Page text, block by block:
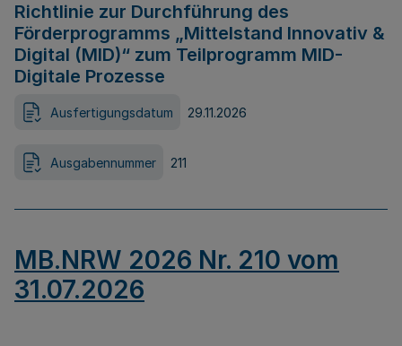
Richtlinie zur Durchführung des
Förderprogramms „Mittelstand Innovativ &
Digital (MID)“ zum Teilprogramm MID-
Digitale Prozesse
Ausfertigungsdatum 29.11.2026
Ausgabennummer 211
MB.NRW 2026 Nr. 210 vom
31.07.2026